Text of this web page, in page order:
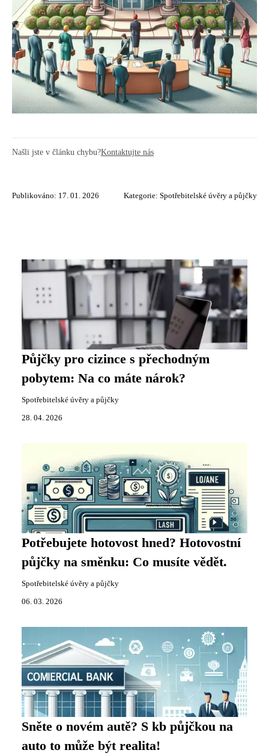
Našli jste v článku chybu?Kontaktujte nás
Publikováno: 17. 01. 2026 Kategorie: Spotřebitelské úvěry a půjčky
Půjčky pro cizince s přechodným
pobytem: Na co máte nárok?
Spotřebitelské úvěry a půjčky
28. 04. 2026
Potřebujete hotovost hned? Hotovostní
půjčky na směnku: Co musíte vědět.
Spotřebitelské úvěry a půjčky
06. 03. 2026
Sněte o novém autě? S kb půjčkou na
auto to může být realita!